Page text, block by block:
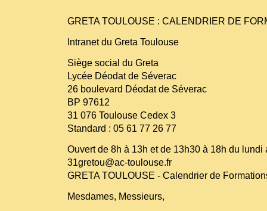
GRETA TOULOUSE : CALENDRIER DE
Intranet du Greta Toulouse
Siège social du Greta
Lycée Déodat de Séverac
26 boulevard Déodat de Séverac
BP 97612
31 076 Toulouse Cedex 3
Standard : 05 61 77 26 77
Ouvert de 8h à 13h et de 13h30 à 18h du lundi
31gretou@ac-toulouse.fr
GRETA TOULOUSE - Calendrier de
Mesdames, Messieurs,